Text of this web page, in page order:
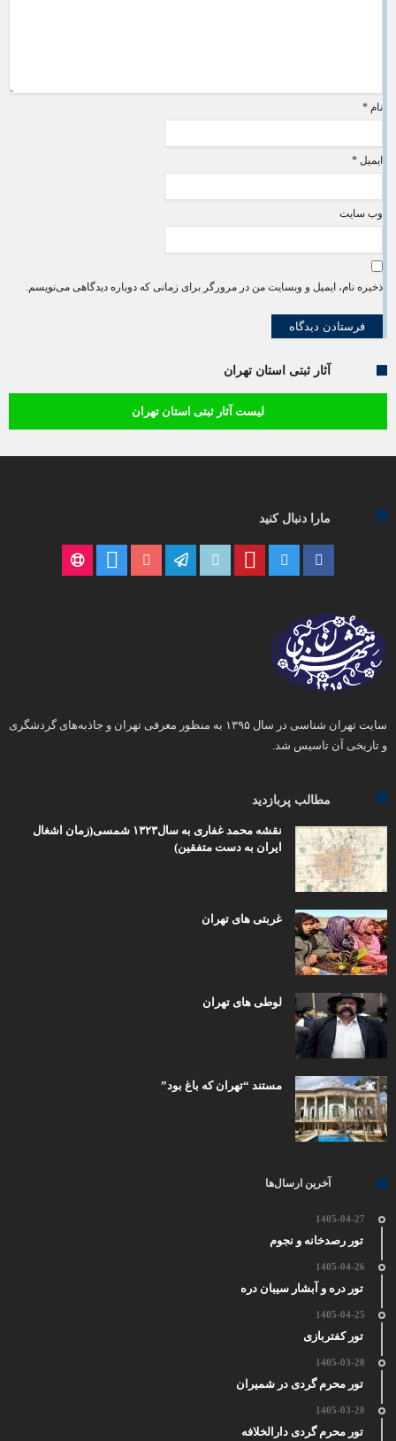
نام *
ایمیل *
وب‌ سایت
ذخیره نام، ایمیل و وبسایت من در مرورگر برای زمانی که دوباره دیدگاهی می‌نویسم.
آثار ثبتی استان تهران
لیست آثار ثبتی استان تهران
مارا دنبال کنید
سایت تهران شناسی در سال ۱۳۹۵ به منظور معرفی تهران و جاذبه‌های گردشگری
و تاریخی آن تاسیس شد.
مطالب پربازدید
نقشه محمد غفاری به سال۱۳۲۳ شمسی(زمان اشغال
ایران به دست متفقین)
غربتی های تهران
لوطی های تهران
مستند “تهران که باغ بود”
آخرین ارسال‌ها
1405-04-27
تور رصدخانه و نجوم
1405-04-26
تور دره و آبشار سیبان دره
1405-04-25
تور کفتربازی
1405-03-28
تور محرم گردی در شمیران
1405-03-28
تور محرم گردی دارالخلافه